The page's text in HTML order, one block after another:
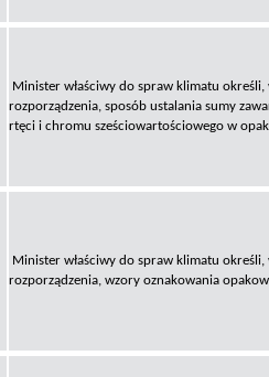
Minister właściwy do spraw klimatu określi,
rozporządzenia, sposób ustalania sumy
rtęci i chromu sześciowartościowego w
Minister właściwy do spraw klimatu określi,
rozporządzenia, wzory oznakowania